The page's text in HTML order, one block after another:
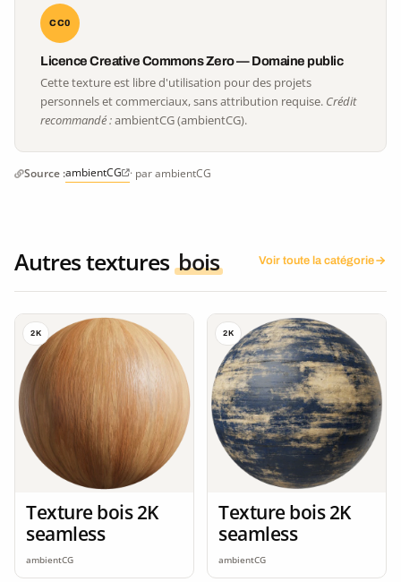
CC0
Licence Creative Commons Zero — Domaine public
Cette texture est libre d'utilisation pour des projets
personnels et commerciaux, sans attribution requise. Crédit
recommandé :ambientCG (ambientCG).
Source :ambientCG · par ambientCG
Autres textures bois Voir toute la catégorie
2K
Texture bois 2K
seamless
ambientCG
2K
Texture bois 2K
seamless
ambientCG